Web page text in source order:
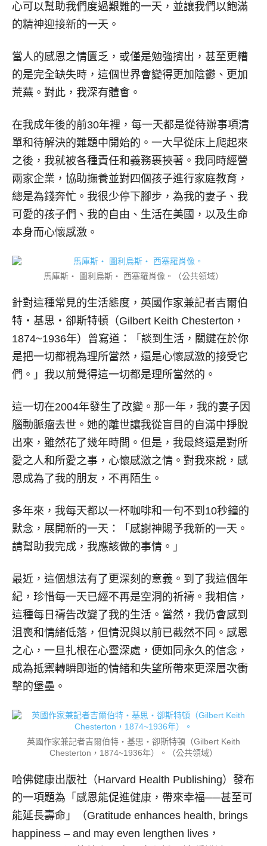
心可以幫助我們度過艱難的一天，並讓我們以飽滿
的精神迎接新的一天。
當人的感恩之情匱乏，或僅是勉強擠出，甚至更糟
的是完全缺失時，這個世界會變得更加陰鬱、更加
荒蕪。對此，我深有體會。
在我成年後的前30年裡，每一天都是從待辦事項清
單和待解決的難題中開始的。一大早從床上爬起來
之後，我就被各種責任和義務裹挾著。我同時經營
兩家企業，協助撫養並對四個孩子進行家庭教育，
總是為錢奔忙。我很少停下腳步，為我的妻子、我
可愛的孩子們、我的自由、生活在美國，以及生命
本身而心懷感激。
馬庫斯‧ 圖利烏斯‧ 西塞羅肖像。（公共領域）
針對這種常見的生活態度，英國作家兼記者吉爾伯
特‧基思‧卻斯特頓（Gilbert Keith Chesterton，
1874~1936年）曾寫道：「談到生活，關鍵在於你
是把一切都視為理所當然，還是心懷感激的接受它
們。」我以前覺得這一切都是理所當然的。
這一切在2004年發生了改變。那一年，我的妻子因
腦動脈瘤去世。她的離世讓我從盲目的自滿中掙脫
出來，雖然花了幾年時間。但是，我最終還是對所
愛之人和所愛之事，心懷感激之情。對我來說，感
恩成為了我的朋友，不再陌生。
多年來，我每天都以一杯咖啡和一句不到10秒鐘的
默念，展開新的一天：「感謝神賜予我新的一天。
請幫助我完成，我應該做的事情。」
最近，這個想法有了更深刻的意義。到了我這個年
紀，珍惜每一天已經不再是空洞的祈禱。我相信，
這種每日禱告改變了我的生活。當然，我仍會感到
沮喪和情緒低落，但情況與以前已截然不同。感恩
之心，一旦扎根在心靈深處，便如同永久的信念，
成為抵禦轉瞬即逝的情緒和失望所帶來更深層次衝
擊的堡壘。
英國作家兼記者吉爾伯特‧基思‧卻斯特頓（Gilbert Keith
Chesterton，1874~1936年）。（公共領域）
哈佛健康出版社（Harvard Health Publishing）發布
的一項題為「感恩能促進健康，帶來幸福──甚至可
能延長壽命」（Gratitude enhances health, brings
happiness – and may even lengthen lives，